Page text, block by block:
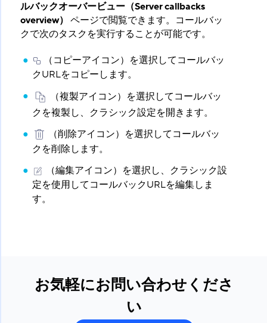
ルバックオーバービュー（Server callbacks
overview） ​ ページで閲覧できます。コールバッ
クで次のタスクを実行することが可能です。
（コピーアイコン）を選択してコールバッ
クURLをコピーします。
（複製アイコン）を選択してコールバッ
クを複製し、クラシック設定を開きます。
（削除アイコン）を選択してコールバッ
クを削除します。
（編集アイコン）を選択し、クラシック設
定を使用してコールバックURLを編集しま
す。
お気軽にお問い合わせくださ
い